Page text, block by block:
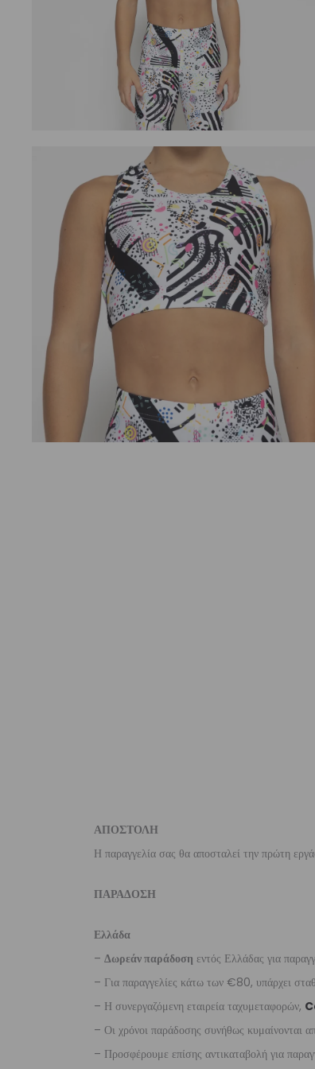
ΑΠΟΣΤΟΛΗ
Η παραγγελία σας θα αποσταλεί την πρώτη
ΠΑΡΑΔΟΣΗ
Ελλάδα
– Δωρεάν παράδοση εντός Ελλάδας για
– Για παραγγελίες κάτω των €80, υπάρχει
– Η συνεργαζόμενη εταιρεία ταχυμεταφορών,
– Οι χρόνοι παράδοσης συνήθως κυμαίνονται
– Προσφέρουμε επίσης αντικαταβολή για